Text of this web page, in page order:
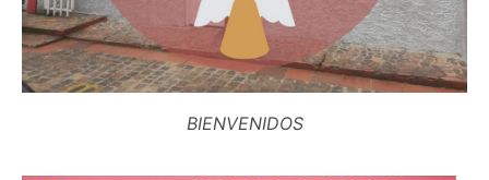
BIENVENIDOS